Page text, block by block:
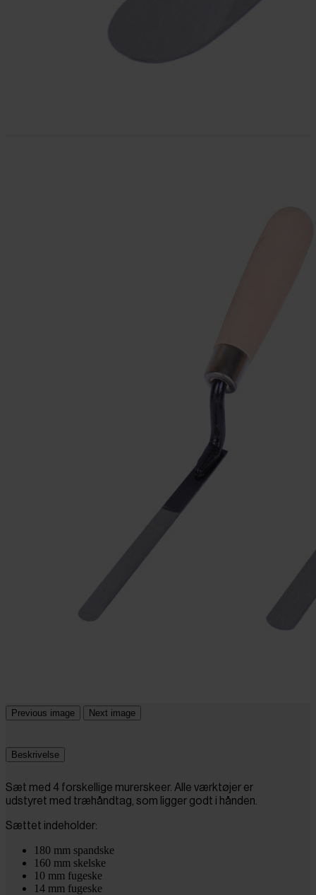
Previous image Next image
Beskrivelse
Sæt med 4 forskellige murerskeer. Alle værktøjer er
udstyret med træhåndtag, som ligger godt i hånden.
Sættet indeholder:
180 mm spandske
160 mm skelske
10 mm fugeske
14 mm fugeske